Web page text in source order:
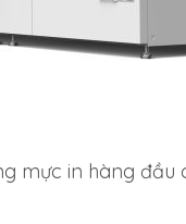
mực in hàng